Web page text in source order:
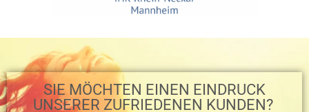
SIE MÖCHTEN EINEN EINDRUCK
UNSERER ZUFRIEDENEN KUNDEN? ​